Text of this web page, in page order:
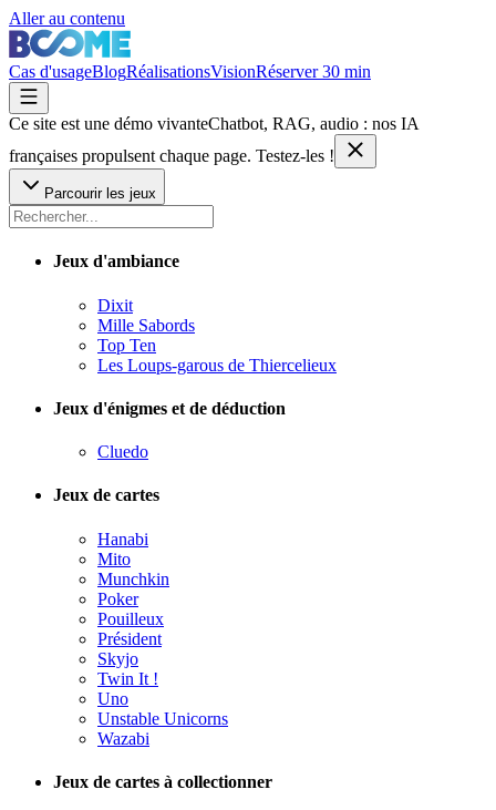
Aller au contenu
Cas d'usageBlogRéalisationsVisionRéserver 30 min
Ce site est une démo vivanteChatbot, RAG, audio : nos IA
françaises propulsent chaque page. Testez-les !
Parcourir les jeux
Jeux d'ambiance
Dixit
Mille Sabords
Top Ten
Les Loups-garous de Thiercelieux
Jeux d'énigmes et de déduction
Cluedo
Jeux de cartes
Hanabi
Mito
Munchkin
Poker
Pouilleux
Président
Skyjo
Twin It !
Uno
Unstable Unicorns
Wazabi
Jeux de cartes à collectionner